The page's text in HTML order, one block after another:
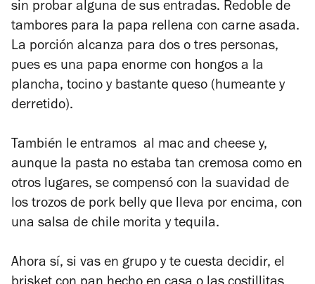
sin probar alguna de sus entradas. Redoble de
tambores para la papa rellena con carne asada.
La porción alcanza para dos o tres personas,
pues es una papa enorme con hongos a la
plancha, tocino y bastante queso (humeante y
derretido).
También le entramos al mac and cheese y,
aunque la pasta no estaba tan cremosa como en
otros lugares, se compensó con la suavidad de
los trozos de pork belly que lleva por encima, con
una salsa de chile morita y tequila.
Ahora sí, si vas en grupo y te cuesta decidir, el